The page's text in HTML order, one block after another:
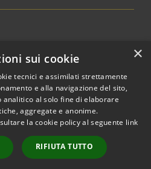
Copyright © 2026 • Comune di
Appignano del Tronto •
Powered byMunicipium
Accesso redazione
×
sui cookie
tecnici e assimilati strettamente
e alla navigazione del sito,
analitico al solo fine di elaborare
aggregate e anonime.
la cookie policy al seguente link
RIFIUTA TUTTO